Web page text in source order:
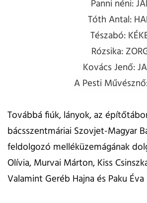
Panni néni:
Tóth Antal:
Tészabó:
Rózsika:
Kovács Jenő:
A Pesti
Továbbá fiúk, lányok, az
bácsszentmáriai Szovjet-Magyar
feldolgozó melléküzemágának
Olívia, Murvai Márton, Kiss
Valamint Geréb Hajna és Paku Éva